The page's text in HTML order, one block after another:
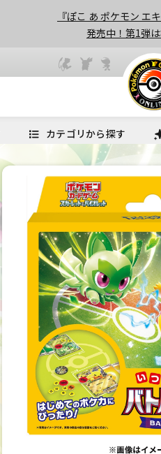
『ぽこ あ ポケモン エ
発売中！第1弾
カテゴリから探す